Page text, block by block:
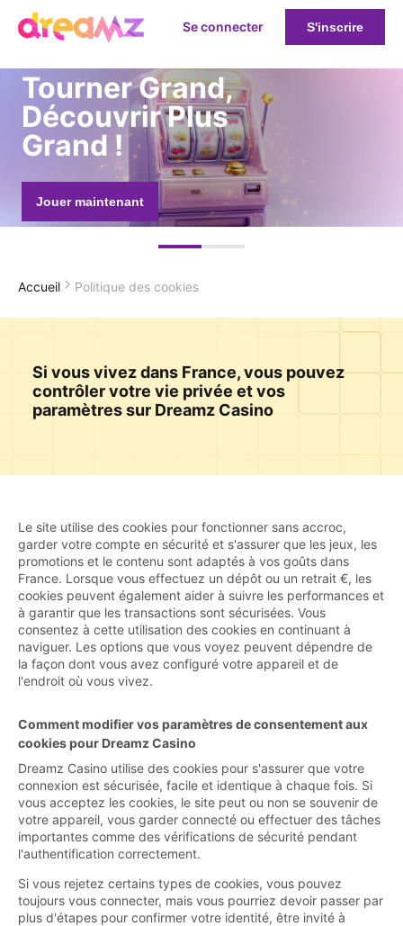
Se connecter S'inscrire
Tourner Grand,
Découvrir Plus
Grand !
Jouer maintenant
Accueil Politique des cookies
Si vous vivez dans France, vous pouvez
contrôler votre vie privée et vos
paramètres sur Dreamz Casino
Le site utilise des cookies pour fonctionner sans accroc,
garder votre compte en sécurité et s'assurer que les jeux, les
promotions et le contenu sont adaptés à vos goûts dans
France. Lorsque vous effectuez un dépôt ou un retrait €, les
cookies peuvent également aider à suivre les performances et
à garantir que les transactions sont sécurisées. Vous
consentez à cette utilisation des cookies en continuant à
naviguer. Les options que vous voyez peuvent dépendre de
la façon dont vous avez configuré votre appareil et de
l'endroit où vous vivez.
Comment modifier vos paramètres de consentement aux
cookies pour Dreamz Casino
Dreamz Casino utilise des cookies pour s'assurer que votre
connexion est sécurisée, facile et identique à chaque fois. Si
vous acceptez les cookies, le site peut ou non se souvenir de
votre appareil, vous garder connecté ou effectuer des tâches
importantes comme des vérifications de sécurité pendant
l'authentification correctement.
Si vous rejetez certains types de cookies, vous pouvez
toujours vous connecter, mais vous pourriez devoir passer par
plus d'étapes pour confirmer votre identité, être invité à